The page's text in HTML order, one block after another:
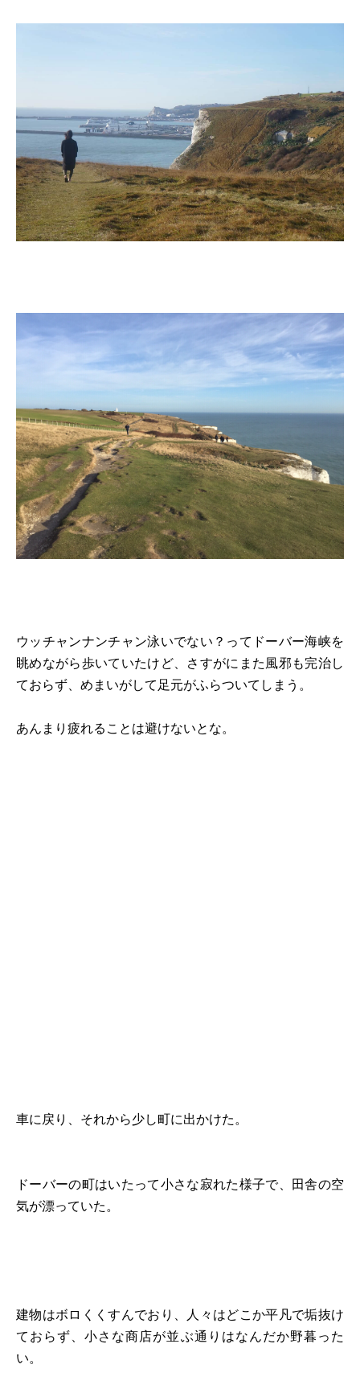
ウッチャンナンチャン泳いでない？ってドーバー海峡を
眺めながら歩いていたけど、さすがにまた風邪も完治し
ておらず、めまいがして足元がふらついてしまう。
あんまり疲れることは避けないとな。
車に戻り、それから少し町に出かけた。
ドーバーの町はいたって小さな寂れた様子で、田舎の空
気が漂っていた。
建物はボロくくすんでおり、人々はどこか平凡で垢抜け
ておらず、小さな商店が並ぶ通りはなんだか野暮った
い。